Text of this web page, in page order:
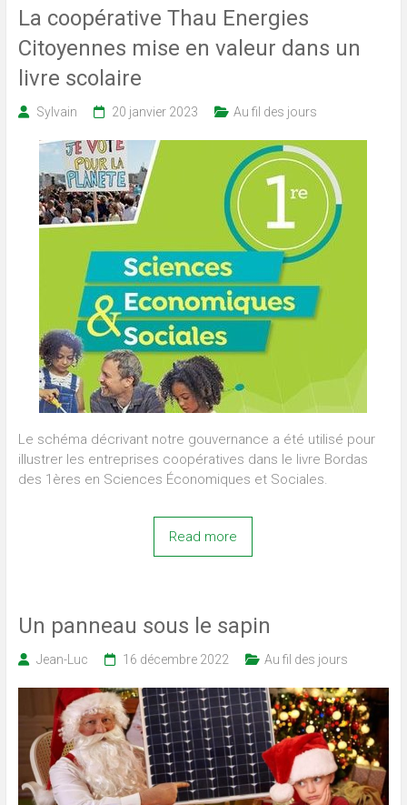
La coopérative Thau Energies
Citoyennes mise en valeur dans un
livre scolaire
Sylvain 20 janvier 2023 Au fil des jours
Le schéma décrivant notre gouvernance a été utilisé pour
illustrer les entreprises coopératives dans le livre Bordas
des 1ères en Sciences Économiques et Sociales.
Read more
Un panneau sous le sapin
Jean-Luc 16 décembre 2022 Au fil des jours